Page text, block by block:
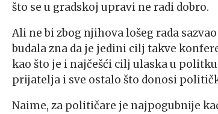
što se u gradskoj upravi ne radi dobro.
Ali ne bi zbog njihova lošeg rada
budala zna da je jedini cilj takve
kao što je i najčešći cilj ulaska u
prijatelja i sve ostalo što donosi
Naime, za političare je najpogubnije